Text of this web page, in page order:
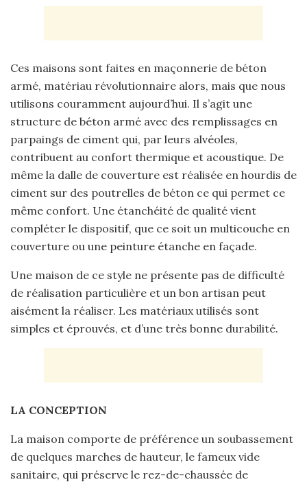
Ces maisons sont faites en maçonnerie de béton
armé, matériau révolutionnaire alors, mais que nous
utilisons couramment aujourd’hui. Il s’agit une
structure de béton armé avec des remplissages en
parpaings de ciment qui, par leurs alvéoles,
contribuent au confort thermique et acoustique. De
même la dalle de couverture est réalisée en hourdis de
ciment sur des poutrelles de béton ce qui permet ce
même confort. Une étanchéité de qualité vient
compléter le dispositif, que ce soit un multicouche en
couverture ou une peinture étanche en façade.
Une maison de ce style ne présente pas de difficulté
de réalisation particulière et un bon artisan peut
aisément la réaliser. Les matériaux utilisés sont
simples et éprouvés, et d’une très bonne durabilité.
LA CONCEPTION
La maison comporte de préférence un soubassement
de quelques marches de hauteur, le fameux vide
sanitaire, qui préserve le rez-de-chaussée de